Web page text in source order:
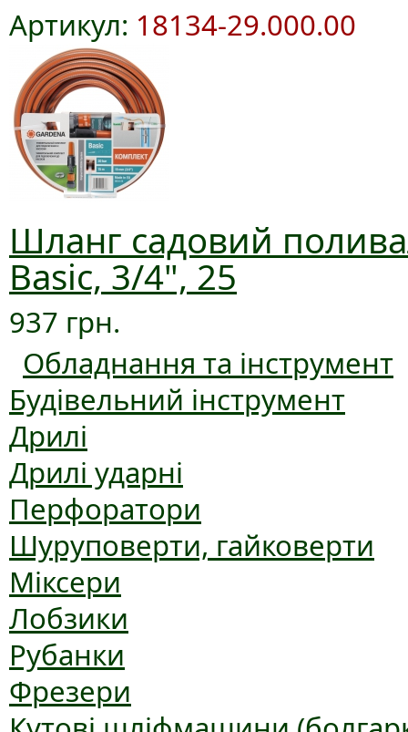
Артикул: 18134-29.000.00
Шланг садовий
Basic, 3/4", 25
937 грн.
Обладнання та інструмент
Будівельний інструмент
Дрилі
Дрилі ударні
Перфоратори
Шуруповерти, гайковерти
Міксери
Лобзики
Рубанки
Фрезери